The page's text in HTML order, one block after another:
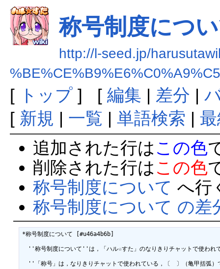
称号制度につ
http://l-seed.jp/
[ トップ] [ 編集 | 差分 |
[ 新規 | 一覧 | 単語検索 |
追加された行は この色
削除された行は この色
称号制度について へ行
称号制度について の差
*称号制度について [#u46a4b6b]
''称号制度について''は，「ハル☆すた」のなりきりチャットで使われ
''「称号」は，なりきりチャットで使われている，〔　〕（亀甲括弧）